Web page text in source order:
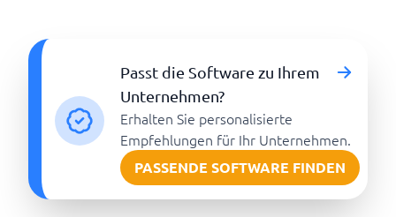
Passt die Software zu Ihrem
Unternehmen?
Erhalten Sie personalisierte
Empfehlungen für Ihr Unternehmen.
PASSENDE SOFTWARE FINDEN